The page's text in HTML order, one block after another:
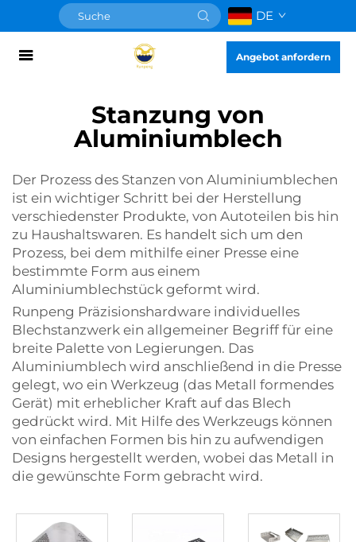
DE
Angebot anfordern
Stanzung von
Aluminiumblech
Der Prozess des Stanzen von Aluminiumblechen
ist ein wichtiger Schritt bei der Herstellung
verschiedenster Produkte, von Autoteilen bis hin
zu Haushaltswaren. Es handelt sich um den
Prozess, bei dem mithilfe einer Presse eine
bestimmte Form aus einem
Aluminiumblechstück geformt wird.
Runpeng Präzisionshardware individuelles
Blechstanzwerk ein allgemeiner Begriff für eine
breite Palette von Legierungen. Das
Aluminiumblech wird anschließend in die Presse
gelegt, wo ein Werkzeug (das Metall formendes
Gerät) mit erheblicher Kraft auf das Blech
gedrückt wird. Mit Hilfe des Werkzeugs können
von einfachen Formen bis hin zu aufwendigen
Designs hergestellt werden, wobei das Metall in
die gewünschte Form gebracht wird.